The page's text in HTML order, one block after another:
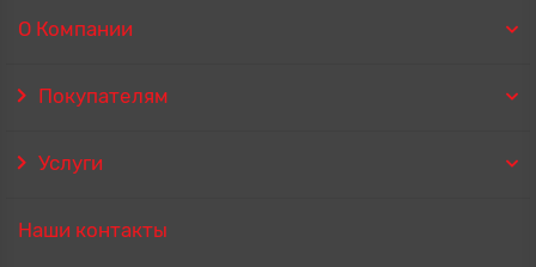
О Компании
Покупателям
Услуги
Наши контакты